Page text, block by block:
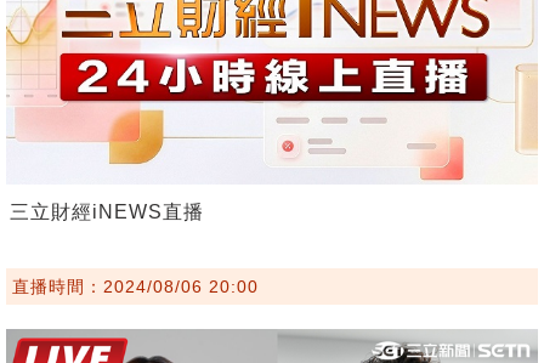
三立財經iNEWS直播
直播時間：2024/08/06 20:00